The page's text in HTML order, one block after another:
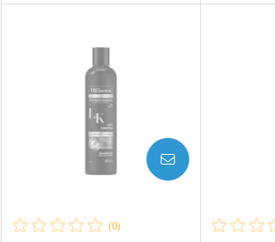
Laboratório
Por Menos
(0)
AVISE-ME